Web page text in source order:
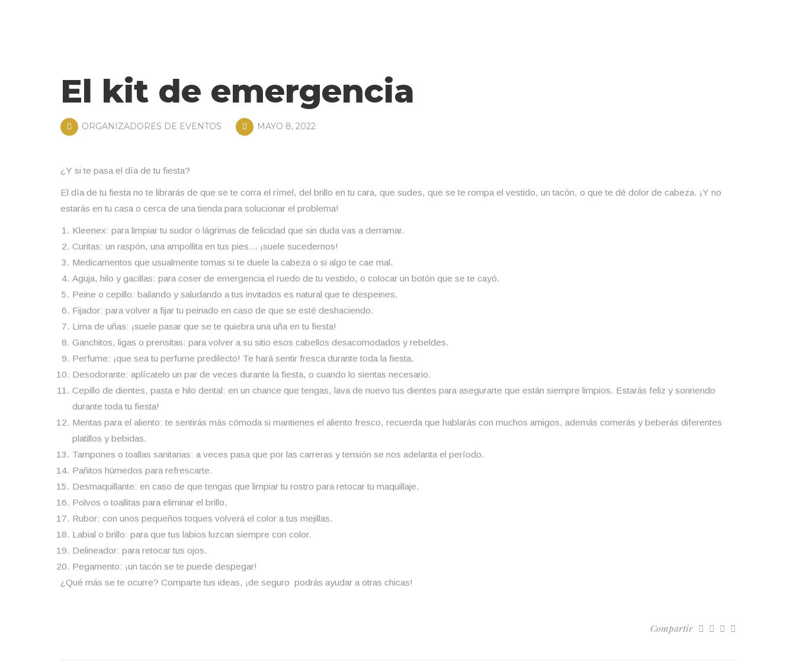
El kit de emergencia
ORGANIZADORES DE EVENTOS MAYO 8, 2022
¿Y si te pasa el día de tu fiesta?
El día de tu fiesta no te librarás de que se te corra el rímel, del brillo en tu cara, que sudes, que se te rompa el vestido, un tacón, o que te dé dolor de cabeza. ¡Y no
estarás en tu casa o cerca de una tienda para solucionar el problema!
Kleenex: para limpiar tu sudor o lágrimas de felicidad que sin duda vas a derramar.
Curitas: un raspón, una ampollita en tus pies… ¡suele sucedernos!
Medicamentos que usualmente tomas si te duele la cabeza o si algo te cae mal.
Aguja, hilo y gacillas: para coser de emergencia el ruedo de tu vestido, o colocar un botón que se te cayó.
Peine o cepillo: bailando y saludando a tus invitados es natural que te despeines.
Fijador: para volver a fijar tu peinado en caso de que se esté deshaciendo.
Lima de uñas: ¡suele pasar que se te quiebra una uña en tu fiesta!
Ganchitos, ligas o prensitas: para volver a su sitio esos cabellos desacomodados y rebeldes.
Perfume: ¡que sea tu perfume predilecto! Te hará sentir fresca durante toda la fiesta.
Desodorante: aplícatelo un par de veces durante la fiesta, o cuando lo sientas necesario.
Cepillo de dientes, pasta e hilo dental: en un chance que tengas, lava de nuevo tus dientes para asegurarte que están siempre limpios. Estarás feliz y sonriendo
durante toda tu fiesta!
Mentas para el aliento: te sentirás más cómoda si mantienes el aliento fresco, recuerda que hablarás con muchos amigos, además comerás y beberás diferentes
platillos y bebidas.
Tampones o toallas sanitarias: a veces pasa que por las carreras y tensión se nos adelanta el período.
Pañitos húmedos para refrescarte.
Desmaquillante: en caso de que tengas que limpiar tu rostro para retocar tu maquillaje.
Polvos o toallitas para eliminar el brillo.
Rubor: con unos pequeños toques volverá el color a tus mejillas.
Labial o brillo: para que tus labios luzcan siempre con color.
Delineador: para retocar tus ojos.
Pegamento: ¡un tacón se te puede despegar!
¿Qué más se te ocurre? Comparte tus ideas, ¡de seguro podrás ayudar a otras chicas!
Compartir